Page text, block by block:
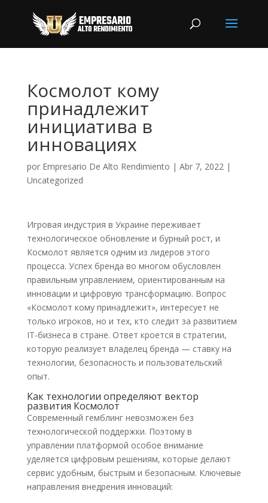
Космолот кому
принадлежит
инициатива в
инновациях
por Empresario De Alto Rendimiento | Abr 7, 2022|
Uncategorized
Игровая индустрия в Украине переживает
технологическое обновление и бурный рост, и
Космолот является одним из лидеров этого
процесса. Успех бренда во многом обусловлен
правильным управлением, ориентированным на
инновации и цифровую трансформацию. Вопрос
«Космолот кому принадлежит», интересует не
только игроков, но и тех, кто следит за развитием
IT-бизнеса в стране. Ответ кроется в стратегии,
которую реализует владелец бренда — ставку на
технологии, безопасность и пользовательский
опыт.
Как технологии определяют вектор
развития Космолот
Современный гемблинг невозможен без
технологической поддержки. Поэтому в
управлении платформой особое внимание
уделяется цифровым решениям, которые делают
сервис удобным, быстрым и безопасным. Ключевые
направления внедрения инноваций: